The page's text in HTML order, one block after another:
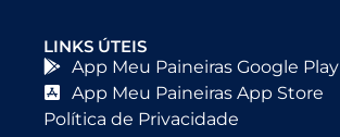
LINKS ÚTEIS
App Meu Paineiras Google Play
App Meu Paineiras App Store
Política de Privacidade